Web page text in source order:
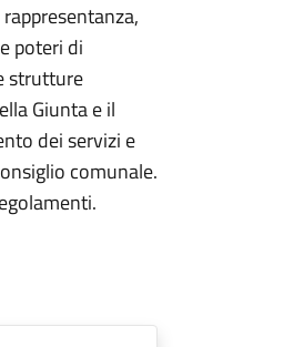
poteri di
strutture
Giunta e il
dei servizi e
comunale.